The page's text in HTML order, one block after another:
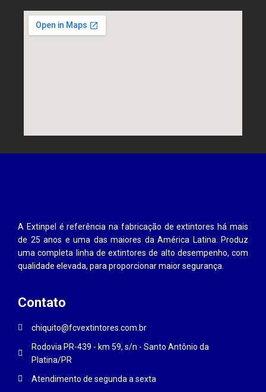
A Extinpel é referência na fabricação de extintores há mais
de 25 anos e uma das maiores da América Latina. Produz
uma completa linha de extintores de alto desempenho, com
qualidade elevada, para proporcionar maior segurança.
Contato
chiquito@fcvextintores.com.br
Rodovia PR-439 - km 59, s/n - Santo Antônio da
Platina/PR
Atendimento de segunda a sexta